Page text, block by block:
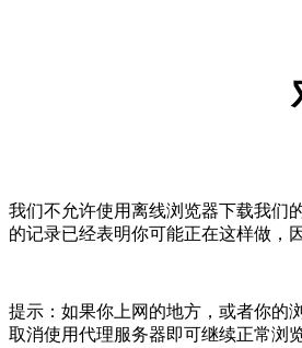
我们不允许使用离线浏览器下载我们
的记录已经表明你可能正在这样做，
提示：如果你上网的地方，或者你的
取消使用代理服务器即可继续正常浏览